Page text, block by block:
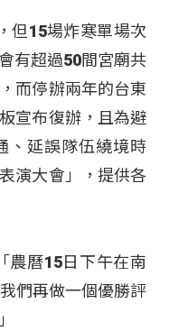
但15場炸寒單場次
有超過50間宮廟共
而停辦兩年的台東
宣布復辦，且為避
、延誤隊伍繞境時
演大會」，提供各
農曆15日下午在南
們再做一個優勝評